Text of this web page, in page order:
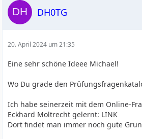
DH0TG
20. April 2024 um 21:35
Eine sehr schöne Ideee Michael!
Wo Du grade den
Ich habe seinerzeit mit dem Online-
Eckhard Moltrecht gelernt: LINK
Dort findet man immer noch gute